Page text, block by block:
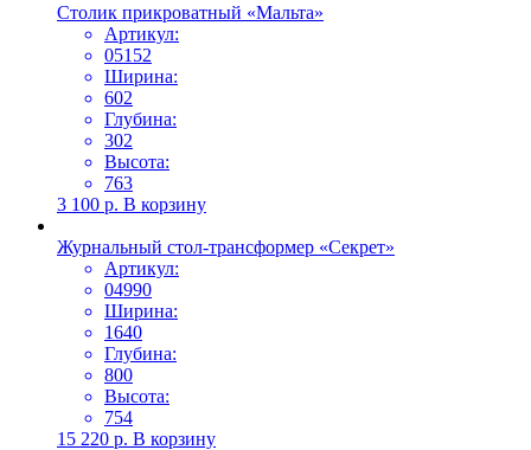
Столик прикроватный «Мальта»
Артикул:
05152
Ширина:
602
Глубина:
302
Высота:
763
3 100 р. В корзину
Журнальный стол-трансформер «Секрет»
Артикул:
04990
Ширина:
1640
Глубина:
800
Высота:
754
15 220 р. В корзину